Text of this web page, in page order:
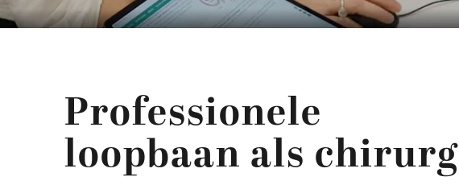
Professionele
loopbaan als chirurg